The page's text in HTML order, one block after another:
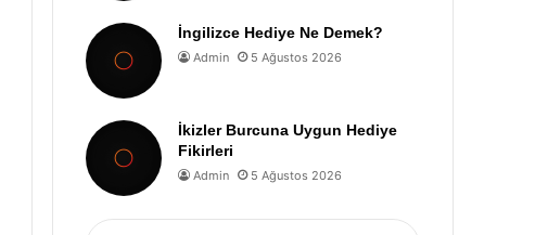
İngilizce Hediye Ne Demek?
Admin 5 Ağustos 2026
İkizler Burcuna Uygun Hediye
Fikirleri
Admin 5 Ağustos 2026